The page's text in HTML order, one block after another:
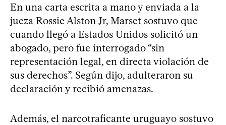
En una carta escrita a mano y enviada a la
jueza Rossie Alston Jr, Marset sostuvo que
cuando llegó a Estados Unidos solicitó un
abogado, pero fue interrogado “sin
representación legal, en directa violación de
sus derechos”. Según dijo, adulteraron su
declaración y recibió amenazas.
Además, el narcotraficante uruguayo sostuvo